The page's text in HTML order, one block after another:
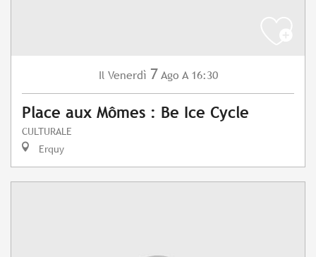
Il Venerdì 7 Ago A 16:30
Place aux Mômes : Be Ice Cycle
CULTURALE
Erquy